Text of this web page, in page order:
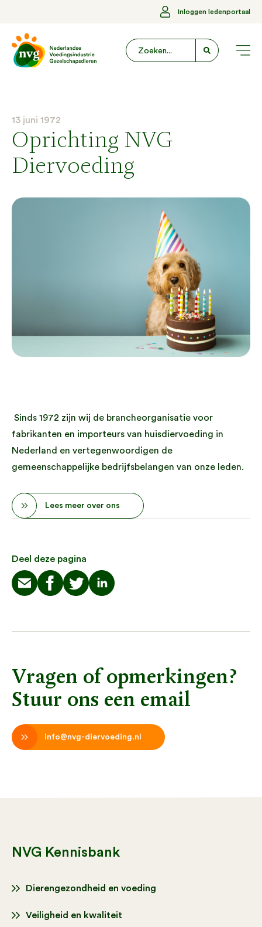
Inloggen ledenportaal
13 juni 1972
Oprichting NVG
Diervoeding
Sinds 1972 zijn wij de brancheorganisatie voor
fabrikanten en importeurs van huisdiervoeding in
Nederland en vertegenwoordigen de
gemeenschappelijke bedrijfsbelangen van onze leden.
Lees meer over ons
Deel deze pagina
Vragen of opmerkingen?
Stuur ons een email
info@nvg-diervoeding.nl
NVG Kennisbank
Dierengezondheid en voeding
Veiligheid en kwaliteit